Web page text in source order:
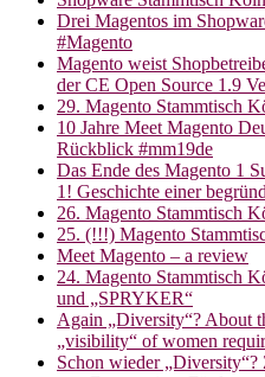
Drei Magentos im
#Magento
Magento weist
der CE Open Source 1.9
29. Magento Stammtisch
10 Jahre Meet Magento
Rückblick #mm19de
Das Ende des Magento 1
1! Geschichte einer
26. Magento Stammtisch
25. (!!!) Magento
Meet Magento – a review
24. Magento Stammtisch
und „SPRYKER“
Again „Diversity“? About
„visibility“ of women
Schon wieder